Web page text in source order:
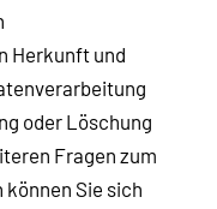
Herkunft und
oder Löschung
Fragen zum
Sie sich